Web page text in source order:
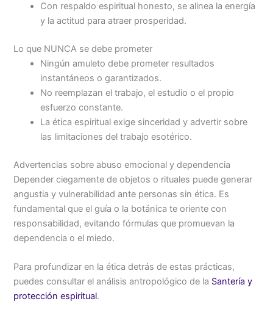
Con respaldo espiritual honesto, se alinea la energía
y la actitud para atraer prosperidad.
Lo que NUNCA se debe prometer
Ningún amuleto debe prometer resultados
instantáneos o garantizados.
No reemplazan el trabajo, el estudio o el propio
esfuerzo constante.
La ética espiritual exige sinceridad y advertir sobre
las limitaciones del trabajo esotérico.
Advertencias sobre abuso emocional y dependencia
Depender ciegamente de objetos o rituales puede generar
angustia y vulnerabilidad ante personas sin ética. Es
fundamental que el guía o la botánica te oriente con
responsabilidad, evitando fórmulas que promuevan la
dependencia o el miedo.
Para profundizar en la ética detrás de estas prácticas,
puedes consultar el análisis antropológico de la Santería y
protección espiritual.